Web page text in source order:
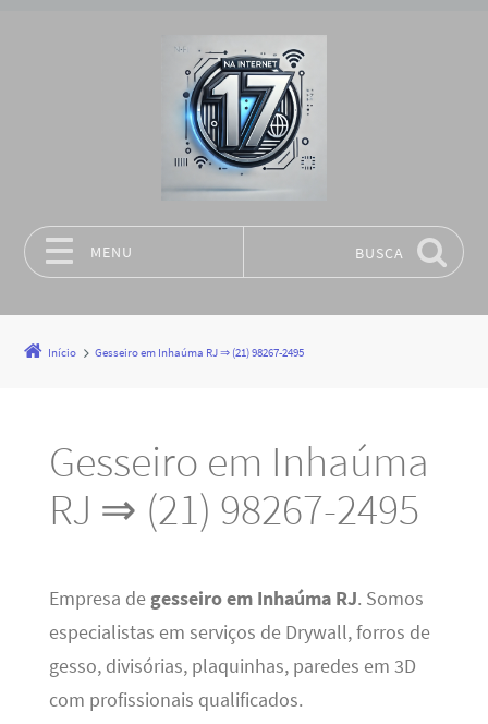
MENU BUSCA
Início Gesseiro em Inhaúma RJ ⇒ (21) 98267-2495
Gesseiro em Inhaúma
RJ ⇒ (21) 98267-2495
Empresa de gesseiro em Inhaúma RJ. Somos
especialistas em serviços de Drywall, forros de
gesso, divisórias, plaquinhas, paredes em 3D
com profissionais qualificados.